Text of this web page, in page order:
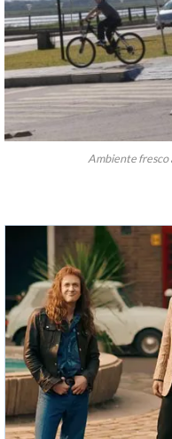
Ambiente fresco